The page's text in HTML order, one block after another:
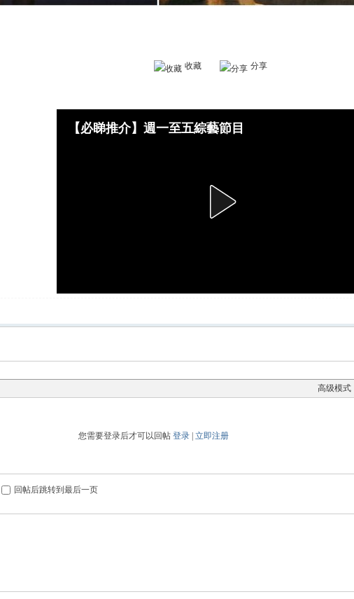
收藏 分享
【必睇推介】週一至五綜藝節目
高级模式
您需要登录后才可以回帖 登录 立即注册
回帖后跳转到最后一页